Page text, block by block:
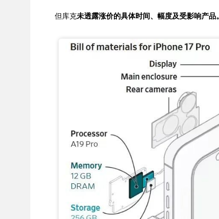
但库克未透露涨价的具体时间、幅度及受影响产品